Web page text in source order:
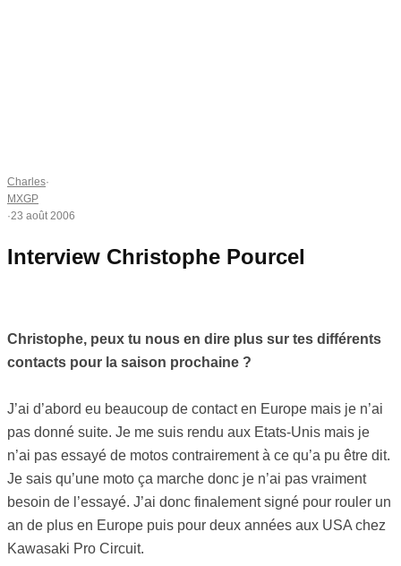
Charles·
MXGP
·23 août 2006
Interview Christophe Pourcel
Christophe, peux tu nous en dire plus sur tes différents
contacts pour la saison prochaine ?
J’ai d’abord eu beaucoup de contact en Europe mais je n’ai
pas donné suite. Je me suis rendu aux Etats-Unis mais je
n’ai pas essayé de motos contrairement à ce qu’a pu être dit.
Je sais qu’une moto ça marche donc je n’ai pas vraiment
besoin de l’essayé. J’ai donc finalement signé pour rouler un
an de plus en Europe puis pour deux années aux USA chez
Kawasaki Pro Circuit.